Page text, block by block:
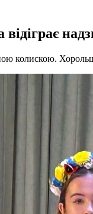
колискою.